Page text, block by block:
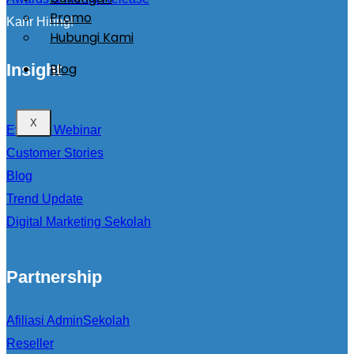
Promo
Hubungi Kami
Blog
X
Karir Hiring!
Insight
Event & Webinar
Customer Stories
Blog
Trend Update
Digital Marketing Sekolah
Partnership
Afiliasi AdminSekolah
Reseller